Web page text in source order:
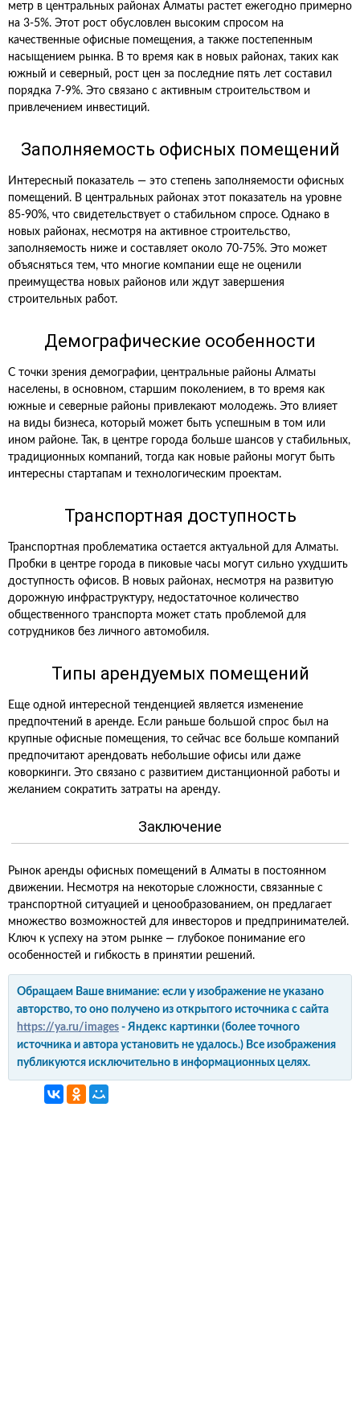
метр в центральных районах Алматы растет ежегодно примерно
на 3-5%. Этот рост обусловлен высоким спросом на
качественные офисные помещения, а также постепенным
насыщением рынка. В то время как в новых районах, таких как
южный и северный, рост цен за последние пять лет составил
порядка 7-9%. Это связано с активным строительством и
привлечением инвестиций.
Заполняемость офисных помещений
Интересный показатель — это степень заполняемости офисных
помещений. В центральных районах этот показатель на уровне
85-90%, что свидетельствует о стабильном спросе. Однако в
новых районах, несмотря на активное строительство,
заполняемость ниже и составляет около 70-75%. Это может
объясняться тем, что многие компании еще не оценили
преимущества новых районов или ждут завершения
строительных работ.
Демографические особенности
С точки зрения демографии, центральные районы Алматы
населены, в основном, старшим поколением, в то время как
южные и северные районы привлекают молодежь. Это влияет
на виды бизнеса, который может быть успешным в том или
ином районе. Так, в центре города больше шансов у стабильных,
традиционных компаний, тогда как новые районы могут быть
интересны стартапам и технологическим проектам.
Транспортная доступность
Транспортная проблематика остается актуальной для Алматы.
Пробки в центре города в пиковые часы могут сильно ухудшить
доступность офисов. В новых районах, несмотря на развитую
дорожную инфраструктуру, недостаточное количество
общественного транспорта может стать проблемой для
сотрудников без личного автомобиля.
Типы арендуемых помещений
Еще одной интересной тенденцией является изменение
предпочтений в аренде. Если раньше большой спрос был на
крупные офисные помещения, то сейчас все больше компаний
предпочитают арендовать небольшие офисы или даже
коворкинги. Это связано с развитием дистанционной работы и
желанием сократить затраты на аренду.
Заключение
Рынок аренды офисных помещений в Алматы в постоянном
движении. Несмотря на некоторые сложности, связанные с
транспортной ситуацией и ценообразованием, он предлагает
множество возможностей для инвесторов и предпринимателей.
Ключ к успеху на этом рынке — глубокое понимание его
особенностей и гибкость в принятии решений.
Обращаем Ваше внимание: если у изображение не указано
авторство, то оно получено из открытого источника с сайта
https://ya.ru/images - Яндекс картинки (более точного
источника и автора установить не удалось.) Все изображения
публикуются исключительно в информационных целях.